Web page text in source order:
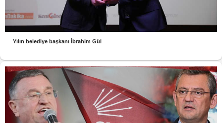
Yılın belediye başkanı İbrahim Gül